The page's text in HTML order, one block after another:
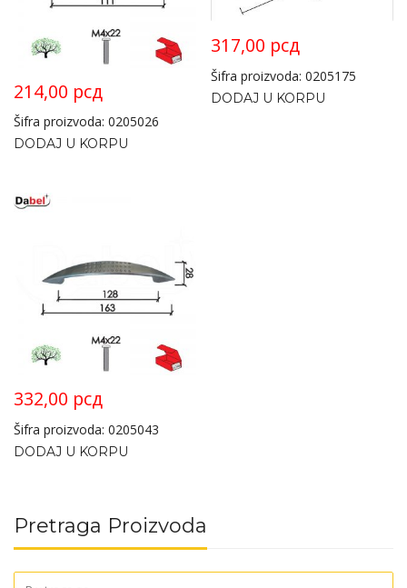
214,00 рсд
Šifra proizvoda: 0205026
DODAJ U KORPU
317,00 рсд
Šifra proizvoda: 0205175
DODAJ U KORPU
332,00 рсд
Šifra proizvoda: 0205043
DODAJ U KORPU
Pretraga Proizvoda